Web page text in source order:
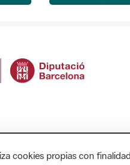
cookies propias con